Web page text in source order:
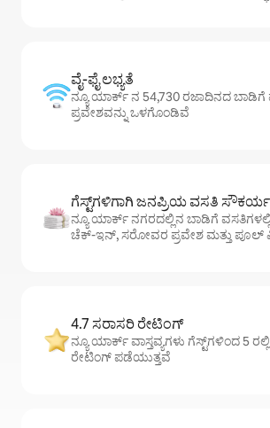
ವೈ-ಫೈ ಲಭ್ಯತೆ
ನ್ಯೂ ಯಾರ್ಕ್ ನ 54,730 ರಜಾದಿನದ ಬಾಡಿಗೆ
ಪ್ರವೇಶವನ್ನು ಒಳಗೊಂಡಿವೆ
ಗೆಸ್ಟ್‌ಗಳಿಗಾಗಿ ಜನಪ್ರಿಯ ವಸತಿ
ನ್ಯೂ ಯಾರ್ಕ್ ನಗರದಲ್ಲಿನ ಬಾಡಿಗೆ ವಸತಿಗಳಲ್ಲಿ
ಚೆಕ್-ಇನ್, ಸರೋವರ ಪ್ರವೇಶ ಮತ್ತು ಪೂಲ್
4.7 ಸರಾಸರಿ ರೇಟಿಂಗ್
ನ್ಯೂ ಯಾರ್ಕ್ ವಾಸ್ತವ್ಯಗಳು ಗೆಸ್ಟ್‌ಗಳಿಂದ 5
ರೇಟಿಂಗ್ ಪಡೆಯುತ್ತವೆ